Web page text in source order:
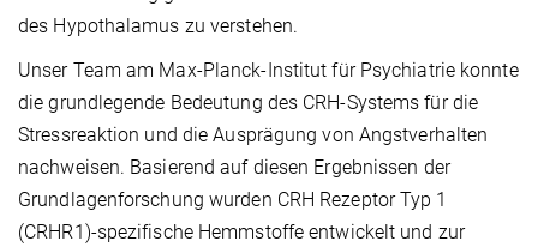
des Hypothalamus zu verstehen.
Unser Team am Max-Planck-Institut für Psychiatrie konnte
die grundlegende Bedeutung des CRH-Systems für die
Stressreaktion und die Ausprägung von Angstverhalten
nachweisen. Basierend auf diesen Ergebnissen der
Grundlagenforschung wurden CRH Rezeptor Typ 1
(CRHR1)-spezifische Hemmstoffe entwickelt und zur